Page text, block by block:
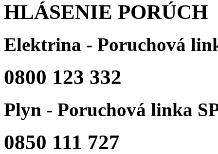
HLÁSENIE PORÚCH
Elektrina - Poruchová
0800 123 332
Plyn - Poruchová linka
0850 111 727